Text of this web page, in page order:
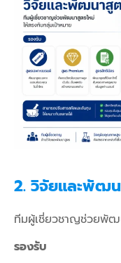
2. วิจัยและพัฒ
ทีมผู้เชี่ยวชาญช่วยพัฒ
รองรับ